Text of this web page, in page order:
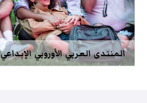
المنتدى العربي الأوروبي الإبداعي